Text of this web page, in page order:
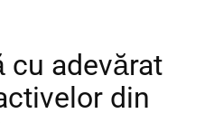
cu adevărat
din